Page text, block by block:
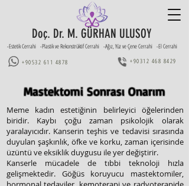
-Estetik Cerrahi -Plastik ve Rekonstrüktif Cerrahi -Ağız, Yüz ve Çene Cerrahi -El Cerrahi
Doç. Dr. M. GÜRHAN ULUSOY
+90532 611 4878 +90312 468 8429
Mastektomi Sonrası Onarım
Meme kadın estetiğinin belirleyici öğelerinden
biridir. Kaybı çoğu zaman psikolojik olarak
yaralayıcıdır. Kanserin teşhis ve tedavisi sırasında
duyulan şaşkınlık, öfke ve korku, zaman içerisinde
üzüntü ve eksiklik duygusu ile yer değiştirir.
Kanserle mücadele de tıbbi teknoloji hızla
gelişmektedir. Göğüs koruyucu mastektomiler,